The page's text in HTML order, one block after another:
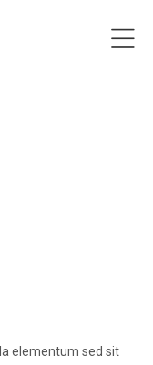
elementum sed sit